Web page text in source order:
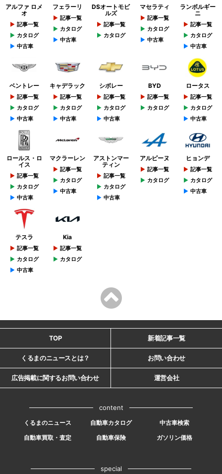
アルファ ロメ
オ
記事一覧
カタログ
中古車
フェラーリ
記事一覧
カタログ
中古車
DSオートモビ
ルズ
記事一覧
カタログ
マセラティ
記事一覧
カタログ
中古車
ランボルギー
ニ
記事一覧
カタログ
中古車
ベントレー
記事一覧
カタログ
中古車
キャデラック
記事一覧
カタログ
中古車
シボレー
記事一覧
カタログ
中古車
BYD
記事一覧
カタログ
ロータス
記事一覧
カタログ
中古車
ロールス・ロ
イス
記事一覧
カタログ
中古車
マクラーレン
記事一覧
カタログ
中古車
アストンマー
ティン
記事一覧
カタログ
中古車
アルピーヌ
記事一覧
カタログ
ヒョンデ
記事一覧
カタログ
中古車
テスラ
記事一覧
カタログ
中古車
Kia
記事一覧
カタログ
TOP 新着記事一覧
くるまのニュースとは？ お問い合わせ
広告掲載に関するお問い合わせ 運営会社
content
くるまのニュース 自動車カタログ
中古車検索
自動車買取・査定
自動車保険 ガソリン価格
special